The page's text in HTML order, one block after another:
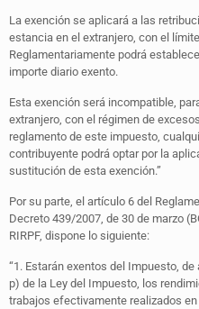
La exención se aplicará a las
estancia en el extranjero, con el
Reglamentariamente podrá
importe diario exento.
Esta exención será incompatible,
extranjero, con el régimen de
reglamento de este impuesto,
contribuyente podrá optar por la
sustitución de esta exención.”
Por su parte, el artículo 6 del
Decreto 439/2007, de 30 de marzo
RIRPF, dispone lo siguiente:
“1. Estarán exentos del Impuesto,
p) de la Ley del Impuesto, los
trabajos efectivamente realizados